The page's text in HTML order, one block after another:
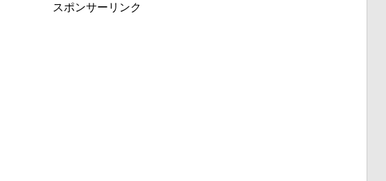
スポンサーリンク